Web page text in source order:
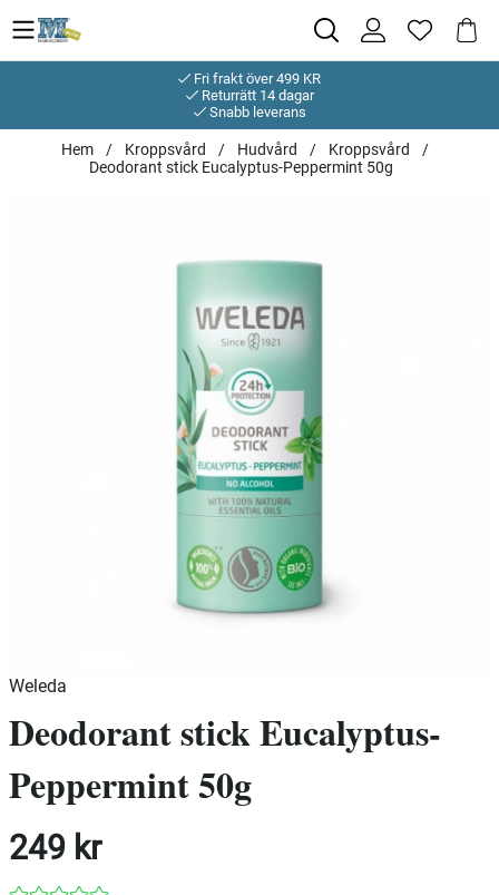
Fri frakt över 499 KR
Returrätt 14 dagar
Snabb leverans
Hem Kroppsvård Hudvård
Kroppsvård
Deodorant stick Eucalyptus-Peppermint 50g
Weleda
Deodorant stick Eucalyptus-
Peppermint 50g
249 kr